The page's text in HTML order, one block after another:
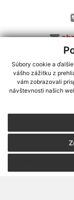
Súbory cookie a
vášho zážitku z
vám zobrazovali
návštevnosti našich
využite možnosť
CMS systém
Vytlačiť